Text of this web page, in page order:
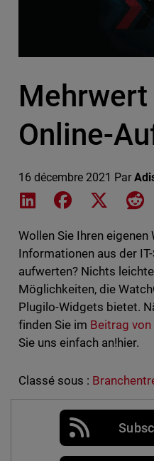
Online-
16 décembre 2021 Par
Share on LinkedIn
Share onShare on
Wollen Sie Ihren
Informationen aus der
aufwerten? Nichts
Möglichkeiten, die
Plugilo-Widgets bietet.
finden Sie im Beitrag von
Sie uns einfach an!hier.
Classé sous :